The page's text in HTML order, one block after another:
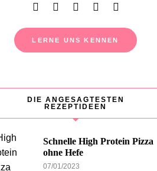
LERNE UNS KENNEN
DIE ANGESAGTESTEN
REZEPTIDEEN
Schnelle High Protein Pizza
ohne Hefe
07/01/2023